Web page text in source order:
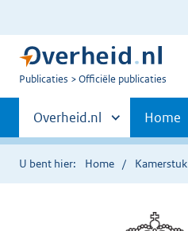
U
Publicaties Officiële publicaties
Primaire
navigatie
Andere
sites
binnen
Overheid.nl Home
U bent hier: Home